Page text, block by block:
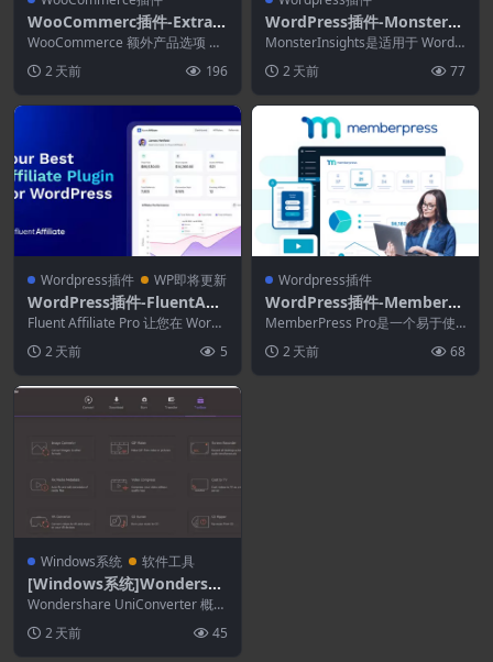
WooCommerc插件-Extra P
roduct Options & Add-On
s for WooCommerce 7.6.1
+Addons
WooCommerce 额外产品选项 Nu
2 天前 196
WordPress插件-MonsterIn
sights 11.1.2 + Addons -适
用于WordPress的Google A
nalytics插件
MonsterInsights是适用于 WordP
2 天前 77
Wordpress插件 WP即将更新
WordPress插件-FluentAffil
iate Pro 1.6.0–WordPress
联盟营销管理插件
Fluent Affiliate Pro 让您在 WordP
2 天前 5
Wordpress插件
WordPress插件-MemberPr
ess Pro 1.12.17+Addons–
WordPress会员插件
MemberPress Pro是一个易于使
2 天前 68
Windows系统 软件工具
[Windows系统]Wondersha
re UniConverter 17.4.7.65
1
Wondershare UniConverter 概述
2 天前 45